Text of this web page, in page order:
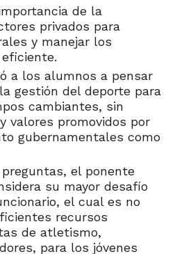
de la
privados para
y manejar los
a los alumnos a pensar
gestión del deporte para
cambiantes, sin
valores promovidos por
gubernamentales como
el ponente
su mayor desafío
el cual es no
recursos
de atletismo,
para los jóvenes